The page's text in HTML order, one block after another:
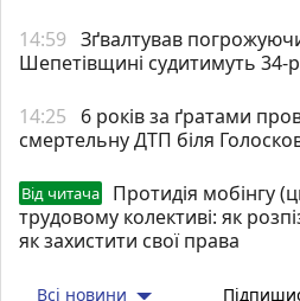
14:59 Зґвалтував
Шепетівщині судитимуть 34-
14:25
6 років за ґратами
смертельну ДТП біля
Від читача
Протидія мобінгу
трудовому колективі: як
як захистити свої права
Всі новини